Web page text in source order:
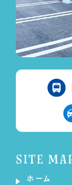
SITE
ホーム